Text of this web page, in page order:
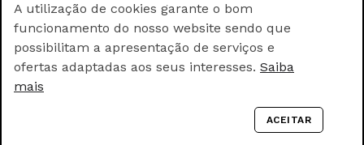
FORMAS DE PAGAMENTO
webincode.com
A utilização de cookies garante o bom
funcionamento do nosso website sendo que
possibilitam a apresentação de serviços e
ofertas adaptadas aos seus interesses. Saiba
mais
ACEITAR